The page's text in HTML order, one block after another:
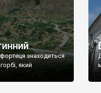
знаходиться
який